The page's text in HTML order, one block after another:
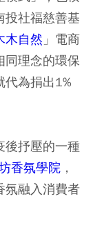
投社福慈善基
木自然 」電商
同理念的環保
為捐出1%
後抒壓的一種
香氛學院 ，
氛融入消費者